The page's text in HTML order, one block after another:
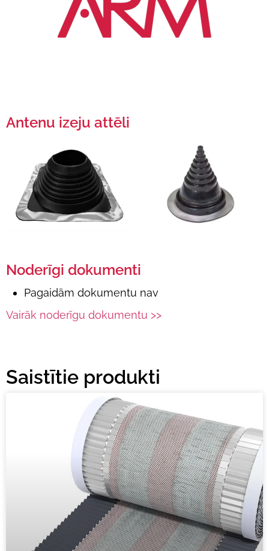
Antenu izeju attēli
Noderīgi dokumenti
Pagaidām dokumentu nav
Vairāk noderīgu dokumentu >>
Saistītie produkti